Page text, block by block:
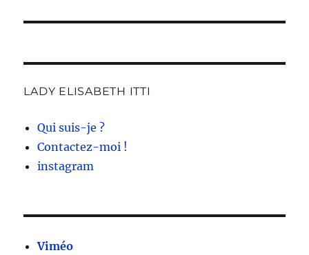
LADY ELISABETH ITTI
Qui suis-je ?
Contactez-moi !
instagram
Viméo